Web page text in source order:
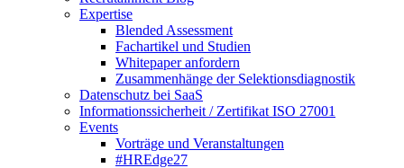
Expertise
Blended Assessment
Fachartikel und Studien
Whitepaper anfordern
Zusammenhänge der Selektionsdiagnostik
Datenschutz bei SaaS
Informationssicherheit / Zertifikat ISO 27001
Events
Vorträge und Veranstaltungen
#HREdge27